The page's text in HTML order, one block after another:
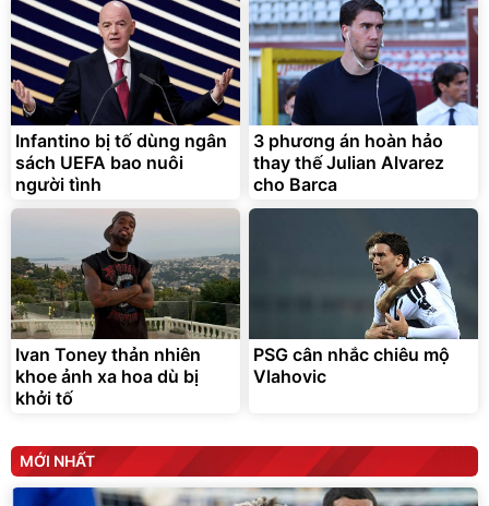
Infantino bị tố dùng ngân
sách UEFA bao nuôi
người tình
3 phương án hoàn hảo
thay thế Julian Alvarez
cho Barca
Ivan Toney thản nhiên
khoe ảnh xa hoa dù bị
khởi tố
PSG cân nhắc chiêu mộ
Vlahovic
MỚI NHẤT